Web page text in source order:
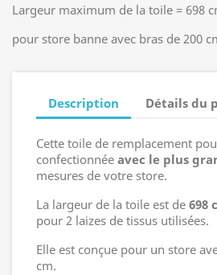
Largeur maximum de la toile = 698
pour store banne avec bras de 200
Description Détails du
Cette toile de remplacement
confectionnée avec le plus
mesures de votre store.
La largeur de la toile est de 698
pour 2 laizes de tissus utilisées.
Elle est conçue pour un store
cm.